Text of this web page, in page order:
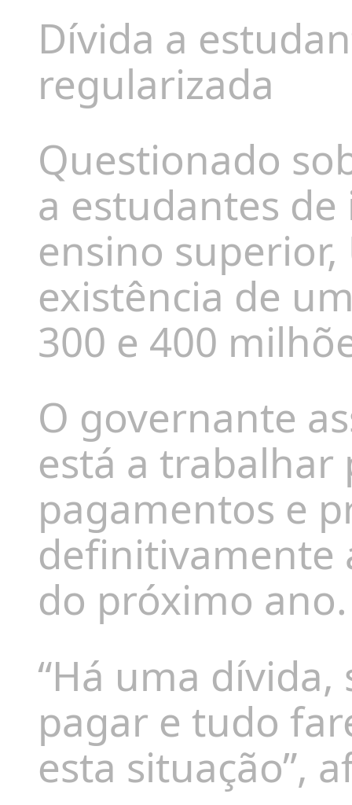
Dívida a
regularizada
Questionado
a estudantes
ensino
existência de
300 e 400
O governante
está a
pagamentos e
definitivamente
do próximo ano.
“Há uma
pagar e tudo
esta situação”,